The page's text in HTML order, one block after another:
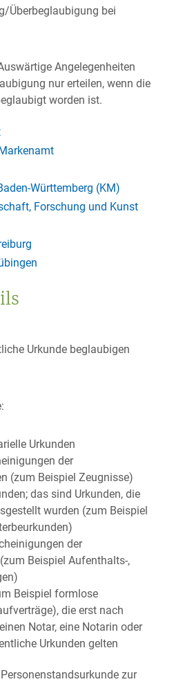
Überbeglaubigung bei
Angelegenheiten
nur erteilen, wenn die
worden ist.
Württemberg (KM)
Forschung und Kunst
Urkunde beglaubigen
Urkunden
der
(zum Beispiel Zeugnisse)
das sind Urkunden, die
wurden (zum Beispiel
der
Beispiel Aufenthalts-,
Beispiel formlose
die erst nach
Notar, eine Notarin oder
Urkunden gelten
zur